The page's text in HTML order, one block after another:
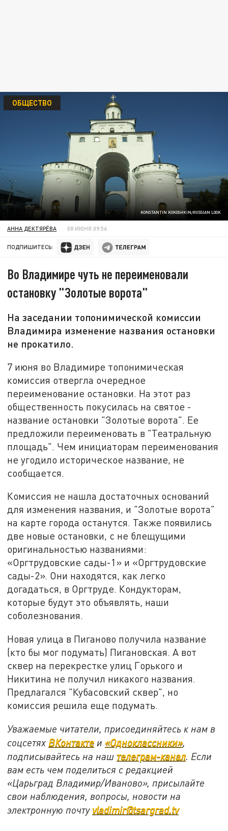
KONSTANTIN KOKOSHKIN/RUSSIAN LOOK
ОБЩЕСТВО
АННА ДЕКТЯРЁВА 08 ИЮНЯ 09:56
ПОДПИШИТЕСЬ:
Во Владимире чуть не переименовали
остановку "Золотые ворота"
На заседании топонимической комиссии
Владимира изменение названия остановки
не прокатило.
7 июня во Владимире топонимическая
комиссия отвергла очередное
переименование остановки. На этот раз
общественность покусилась на святое -
название остановки "Золотые ворота". Ее
предложили переименовать в "Театральную
площадь". Чем инициаторам переименования
не угодило историческое название, не
сообщается.
Комиссия не нашла достаточных оснований
для изменения названия, и "Золотые ворота"
на карте города останутся. Также появились
две новые остановки, с не блещущими
оригинальностью названиями:
«Оргтрудовские сады-1» и «Оргтрудовские
сады-2». Они находятся, как легко
догадаться, в Оргтруде. Кондукторам,
которые будут это объявлять, наши
соболезнования.
Новая улица в Пиганово получила название
(кто бы мог подумать) Пигановская. А вот
сквер на перекрестке улиц Горького и
Никитина не получил никакого названия.
Предлагался "Кубасовский сквер", но
комиссия решила еще подумать.
Уважаемые читатели, присоединяйтесь к нам в
соцсетях ВКонтакте и«Одноклассники»,
подписывайтесь на наш телеграм-канал. Если
вам есть чем поделиться с редакцией
«Царьград Владимир/Иваново», присылайте
свои наблюдения, вопросы, новости на
электронную почту vladimir@tsargrad.tv